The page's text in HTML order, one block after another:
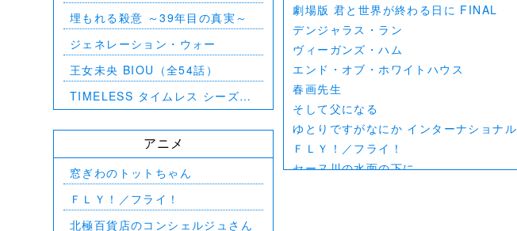
劇場版 君と世界が終わる日に FINAL
デンジャラス・ラン
ヴィーガンズ・ハム
エンド・オブ・ホワイトハウス
春画先生
そして父になる
ゆとりですがなにか インターナショナル
ＦＬＹ！／フライ！
セーヌ川の水面の下に
埋もれる殺意 ～39年目の真実～
ジェネレーション・ウォー
王女未央 BIOU（全54話）
TIMELESS タイムレス シーズン
1（全16話）
アニメ
窓ぎわのトットちゃん
ＦＬＹ！／フライ！
北極百貨店のコンシェルジュさん